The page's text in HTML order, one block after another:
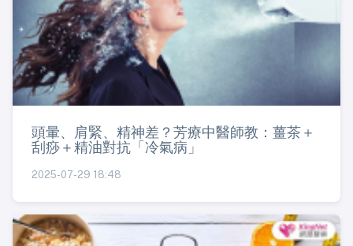
頭暈、肩緊、精神差？芳療中醫師教：薑茶＋
刮痧＋精油對抗「冷氣病」
2025-07-29 18:48